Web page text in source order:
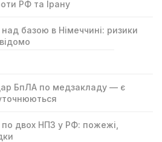
РФ та Ірану
базою в Німеччині: ризики
БпЛА по медзакладу — є
двох НПЗ у РФ: пожежі,